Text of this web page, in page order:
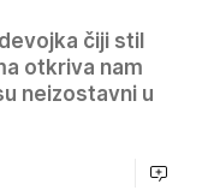
čiji stil
otkriva nam
neizostavni u